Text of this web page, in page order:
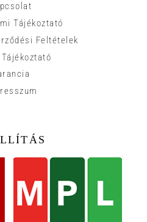
Tájékoztató
Feltételek